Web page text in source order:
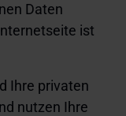
Daten
ist
Ihre privaten
nutzen Ihre